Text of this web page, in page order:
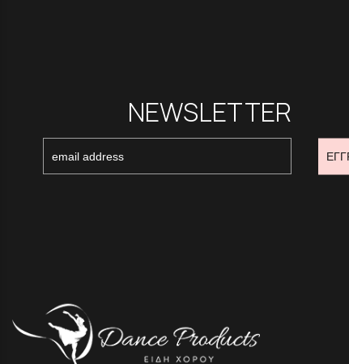
NEWSLETTER